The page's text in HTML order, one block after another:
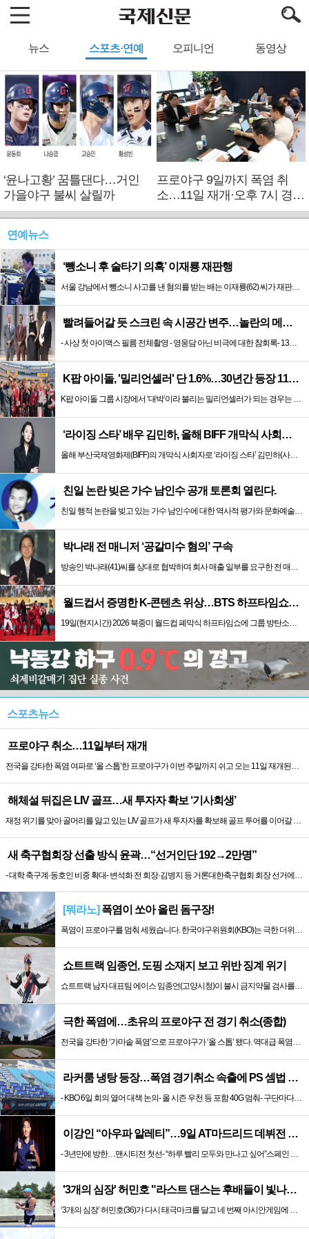
뉴스 스포츠·연예 오피니언 동영상
‘윤나고황’ 꿈틀댄다…거인
가을야구 불씨 살릴까
프로야구 9일까지 폭염 취
소…11일 재개·오후 7시 경기
시작
연예뉴스
‘뺑소니 후 술타기 의혹’ 이재룡 재판행
서울 강남에서 뺑소니 사고를 낸 혐의를 받는 배는 이재룡(62) 씨가 재판에 넘겨졌다. 서울중앙지검 형사7부(조윤철 부장검사)는 5일 도로교통법...
빨려들어갈 듯 스크린 속 시공간 변주…놀란의 메시지는 ‘전쟁 속죄’
- 사상 첫 아이맥스 필름 전체촬영 - 영웅담 아닌 비극에 대한 참회록- 13번째 장편도 시간 비틀기 묘미- “올리브영 쇼핑? 아들여친 한국계”...
K팝 아이돌, '밀리언셀러' 단 1.6%…30년간 등장 1182개팀 전수조사
K팝 아이돌 그룹 시장에서 ‘대박’이라 불리는 밀리언셀러가 되는 경우는 단 1.6% 뿐이라는 연구결과가 나왔다. 이 결과에 따르면 국내 데뷔 아...
‘라이징 스타’ 배우 김민하, 올해 BIFF 개막식 사회자 확정
올해 부산국제영화제(BIFF)의 개막식 사회자로 ‘라이징 스타’ 김민하(사진)가 선정됐다. BIFF는 오는 10월 6일 부산 해운대구 영화의전당...
친일 논란 빚은 가수 남인수 공개 토론회 열린다.
친일 행적 논란을 빚고 있는 가수 남인수에 대한 역사적 평가와 문화예술사적 의미를 함께 논의하는 공개 토론회가 열린다.진주문화원은 오는 8월 4...
박나래 전 매니저 ‘공갈미수 혐의’ 구속
방송인 박나래(41)씨를 상대로 협박하며 회사 매출 일부를 요구한 전 매니저가 구속 상태로 검찰에 넘겨졌다.서울 용산경찰서는 공갈미수와 횡령 혐...
월드컵서 증명한 K-콘텐츠 위상…BTS 하프타임쇼·정호연 트로피 세리머니
19일(현지시간) 2026 북중미 월드컵 폐막식 하프타임쇼에 그룹 방탄소년단(BTS)이 출연했다. ‘오징어게임’ 배우 정호연은 FIFA 월드컵...
스포츠뉴스
프로야구 취소…11일부터 재개
전국을 강타한 폭염 여파로 ‘올 스톱’한 프로야구가 이번 주말까지 쉬고 오는 11일 재개된다. 한국야구위원회(KBO)와 10개 구단 단장, 장동...
해체설 뒤집은 LIV 골프…새 투자자 확보 ‘기사회생’
재정 위기를 맞아 골머리를 앓고 있는 LIV 골프가 새 투자자를 확보해 골프 투어를 이어갈 것이라고 발표했다.LIV 골프는 6일(한국시간) 엑스...
새 축구협회장 선출 방식 윤곽…“선거인단 192→2만명”
- 대학 축구계·동호인 비중 확대- 변석화 전 회장·김병지 등 거론대한축구협회 회장 선거에 참여할 선거인단이 기존보다 100배 늘어난 2만여 명...
[뭐라노] 폭염이 쏘아 올린 돔구장!
쇼트트랙 임종언, 도핑 소재지 보고 위반 징계 위기
극한 폭염에…초유의 프로야구 전 경기 취소(종합)
라커룸 냉탕 등장…폭염 경기취소 속출에 PS 셈법 복잡
- KBO 6일 회의 열어 대책 논의- 올 시즌 우천 등 포함 40G 멈춰- 구단마다 선수·관중 보호 고심- 롯데 김태형 “7, 8월은 쉬어야”...
이강인 “아우파 알레티”…9일 AT마드리드 데뷔전 기대감
'3개의 심장' 허민호 "라스트 댄스는 후배들이 빛나도록 돕는 것"